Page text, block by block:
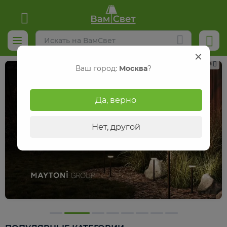
Реклама
Ваш город: Москва?
Да, верно
Нет, другой